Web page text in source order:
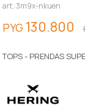
3m9x-nkuen
PYG 130.800
TOPS - PRENDAS